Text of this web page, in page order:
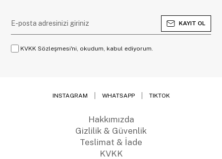
KAYIT OL
KVKK Sözleşmesi'ni, okudum, kabul ediyorum.
INSTAGRAM WHATSAPP TIKTOK
Hakkımızda
Gizlilik & Güvenlik
Teslimat & İade
KVKK